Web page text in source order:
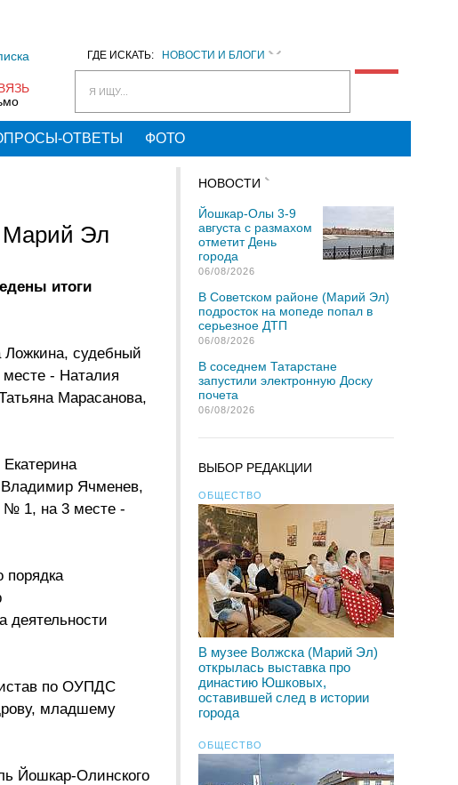
ГДЕ ИСКАТЬ: НОВОСТИ И БЛОГИ
Я ИЩУ...
ОТВЕТЫ ФОТО
Марий Эл
итоги
Ложкина, судебный
месте - Наталия
Марасанова,
Владимир Ячменев,
№ 1, на 3 месте -
порядка
деятельности
по ОУПДС
младшему
Йошкар-Олинского
НОВОСТИ
Йошкар-Олы 3-9
августа с размахом
отметит День
города
06/08/2026
В Советском районе (Марий Эл)
подросток на мопеде попал в
серьезное ДТП
06/08/2026
В соседнем Татарстане
запустили электронную Доску
почета
06/08/2026
ВЫБОР РЕДАКЦИИ
ОБЩЕСТВО
В музее Волжска (Марий Эл)
открылась выставка про
династию Юшковых,
оставившей след в истории
города
ОБЩЕСТВО